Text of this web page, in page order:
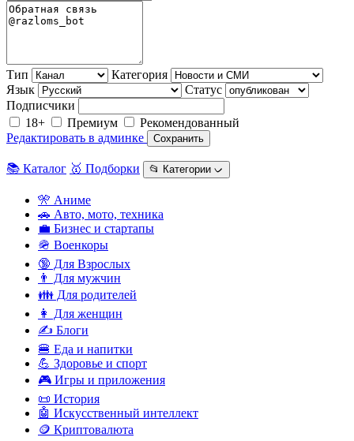
Тип
Категория
Язык
Статус
Подписчики
18+
Премиум
Рекомендованный
Редактировать в админке
Сохранить
📚 Каталог 🥇 Подборки 📂 Категории ᨆ
🎌 Аниме
🚗 Авто, мото, техника
💼 Бизнес и стартапы
🪖 Военкоры
🔞 Для Взрослых
👨 Для мужчин
👪 Для родителей
👩 Для женщин
✍️ Блоги
🍔 Еда и напитки
💪 Здоровье и спорт
🎮 Игры и приложения
📜 История
🤖 Искусственный интеллект
🪙 Криптовалюта